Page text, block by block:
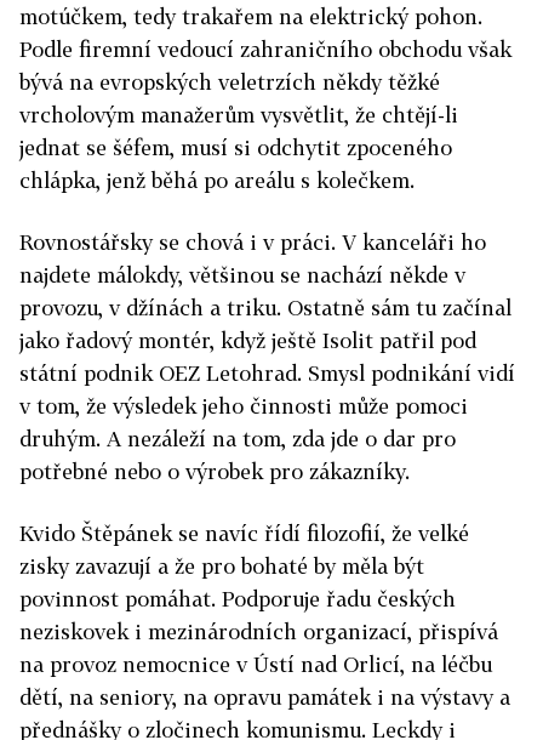
motúčkem, tedy trakařem na elektrický pohon.
Podle firemní vedoucí zahraničního obchodu však
bývá na evropských veletrzích někdy těžké
vrcholovým manažerům vysvětlit, že chtějí-li
jednat se šéfem, musí si odchytit zpoceného
chlápka, jenž běhá po areálu s kolečkem.
Rovnostářsky se chová i v práci. V kanceláři ho
najdete málokdy, většinou se nachází někde v
provozu, v džínách a triku. Ostatně sám tu začínal
jako řadový montér, když ještě Isolit patřil pod
státní podnik OEZ Letohrad. Smysl podnikání vidí
v tom, že výsledek jeho činnosti může pomoci
druhým. A nezáleží na tom, zda jde o dar pro
potřebné nebo o výrobek pro zákazníky.
Kvido Štěpánek se navíc řídí filozofií, že velké
zisky zavazují a že pro bohaté by měla být
povinnost pomáhat. Podporuje řadu českých
neziskovek i mezinárodních organizací, přispívá
na provoz nemocnice v Ústí nad Orlicí, na léčbu
dětí, na seniory, na opravu památek i na výstavy a
přednášky o zločinech komunismu. Leckdy i